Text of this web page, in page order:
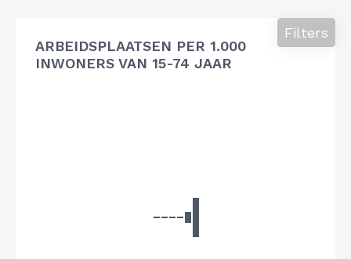
ARBEIDSPLAATSEN PER 1.000
INWONERS VAN 15-74 JAAR
Filters